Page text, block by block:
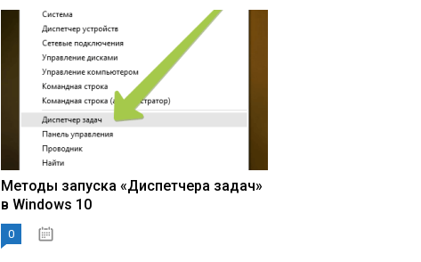
Методы запуска «Диспетчера задач»
в Windows 10
0